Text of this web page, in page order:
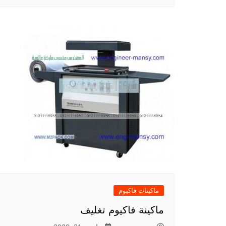
ماكينات فاكيوم
ماكينة فاكيوم تغليف